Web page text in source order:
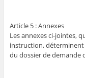
Article 5 : Annexes
Les annexes ci-jointes,
instruction,
du dossier de demande